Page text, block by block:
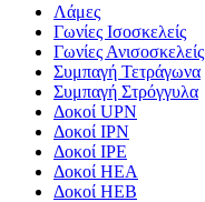
Λάμες
Γωνίες Ισοσκελείς
Γωνίες Ανισοσκελείς
Συμπαγή Τετράγωνα
Συμπαγή Στρόγγυλα
Δοκοί UPN
Δοκοί ΙPN
Δοκοί ΙPΕ
Δοκοί ΗΕΑ
Δοκοί ΗΕΒ